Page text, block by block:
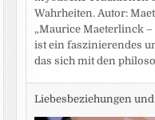
Wahrheiten. Autor:
„Maurice Maeterlinck –
ist ein faszinierendes
das sich mit den
Liebesbeziehungen